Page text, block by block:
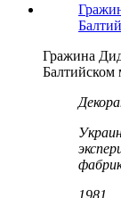
Гражина
Балтийском
1981